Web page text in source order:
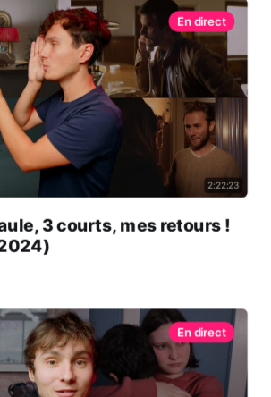
2:22:23
3 courts, mes retours !